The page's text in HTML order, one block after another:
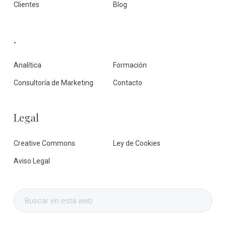
Clientes Blog
.
Analítica Formación
Consultoría de Marketing Contacto
Legal
Creative Commons Ley de Cookies
Aviso Legal
Buscar
en